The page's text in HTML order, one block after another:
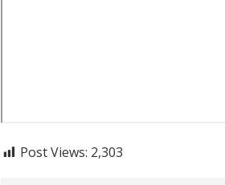
Post Views: 2,303